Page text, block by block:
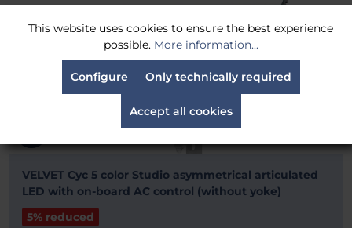
VELVET Cyc 5 color Studio asymmetrical articulated
LED with on-board AC control (without yoke)
5% reduced
This website uses cookies to ensure the best experience
possible. More information...
Only technically required
Configure
Accept all cookies